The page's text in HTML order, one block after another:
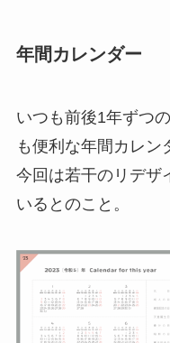
年間カレンダー
いつも前後1年ずつ
も便利な年間カレン
今回は若干のリデザ
いるとのこと。